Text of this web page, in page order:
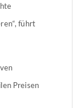
führt
Preisen